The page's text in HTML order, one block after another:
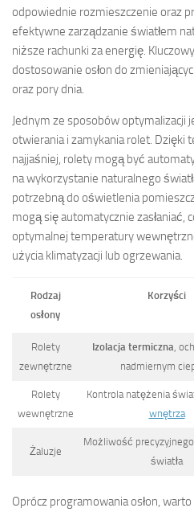
odpowiednie rozmieszczenie oraz
efektywne zarządzanie światłem
niższe rachunki za energię.
dostosowanie osłon do
oraz pory dnia.
Jednym ze sposobów
otwierania i zamykania rolet. Dzięki
najjaśniej, rolety mogą być
na wykorzystanie naturalnego
potrzebną do oświetlenia
mogą się automatycznie zasłaniać,
optymalnej temperatury
użycia klimatyzacji lub ogrzewania.
Rodzaj
osłony
Korzyści
Rolety
zewnętrzne
Izolacja termiczna,
nadmiernym
Rolety
wewnętrzne
Kontrola natężenia
wnętrza
Żaluzje
Możliwość
światła
Oprócz programowania osłon,